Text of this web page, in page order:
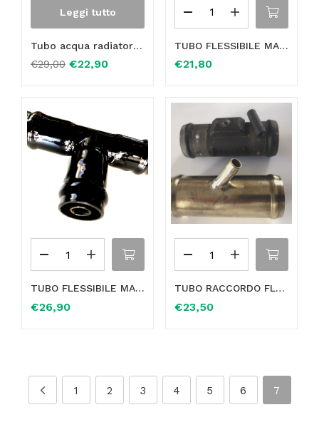
Leggi tutto
Tubo acqua radiatore by pass per Jeep Grand Cherokee OE 68211200AB – 68211200AC – K68211200AC
€29,00 €22,90
TUBO FLESSIBILE MANICOTTO INNESTO RAME PER RISCALDAMENTO FIAT PANDA GPL 51787324
€21,80
TUBO FLESSIBILE MANICOTTO RISCALDAMENTO IN “OTTONE” PER MERCEDES VITO VIANO A6398320923
€26,90
TUBO RACCORDO FLESSIBILE MANICOTTO ACQUA IN OTTONE PER VW TOURAN OE 1K0121087G
€23,50
1 2 3 4 5 6 7